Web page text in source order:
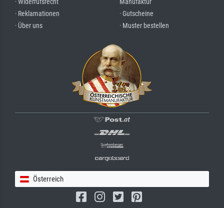
· Widerrufsrecht
· Reklamationen
· Über uns
Manufaktur
· Gutscheine
· Muster bestellen
Österreich